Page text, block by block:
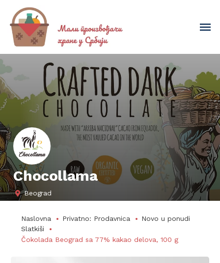
Chocollama
Beograd
Naslovna Privatno: Prodavnica
Novo u ponudi
Slatkiši
Čokolada Beograd sa 77% kakao delova, 100 g